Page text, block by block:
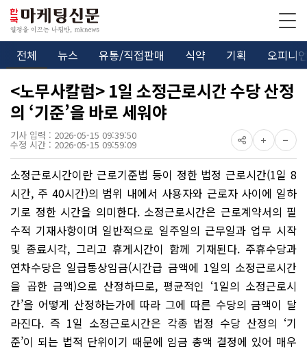
전체 뉴스 유통/직접판매 식약 기획 오피니
<노무사칼럼> 1일 소정근로시간 수당 산정
의 ‘기준’을 바로 세워야
기사 입력 : 2026-05-15 09:39:50
수정 시간 : 2026-05-15 09:59:09
소정근로시간이란 근로기준법 등이 정한 법정 근로시간(1일 8
시간, 주 40시간)의 범위 내에서 사용자와 근로자 사이에 일하
기로 정한 시간을 의미한다. 소정근로시간은 근로계약서의 필
수적 기재사항이며 일반적으로 일주일의 근무일과 업무 시작
및 종료시각, 그리고 휴게시간이 함께 기재된다. 주휴수당과
연차수당은 일급통상임금(시간급 금액에 1일의 소정근로시간
을 곱한 금액)으로 산정하므로, 평균적인 ‘1일의 소정근로시
간’을 어떻게 산정하는가에 따라 그에 따른 수당의 금액이 달
라진다. 즉 1일 소정근로시간은 각종 법정 수당 산정의 ‘기
준’이 되는 법적 단위이기 때문에 임금 총액 결정에 있어 매우